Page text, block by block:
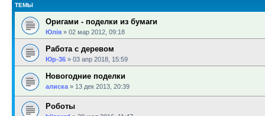
ТЕМЫ
Оригами - поделки из бумаги
Юлія » 02 мар 2012, 09:18
Работа с деревом
Юр-36 » 03 апр 2018, 15:59
Новогодние поделки
алиска » 13 дек 2013, 20:39
Роботы